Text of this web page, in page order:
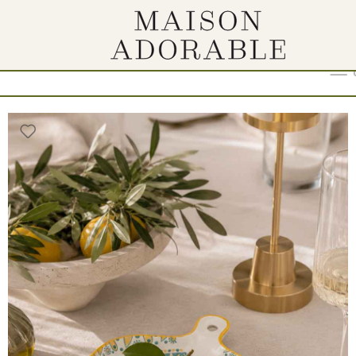
Show 9 12 18 24